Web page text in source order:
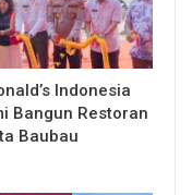
Indonesia
Bangun Restoran
Baubau